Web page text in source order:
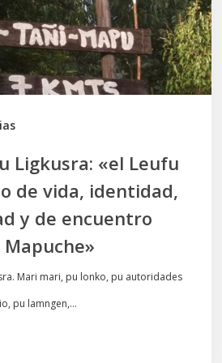
Ligkusra: «el Leufu
de vida, identidad,
y de encuentro
Mari mari, pu lonko, pu autoridades
pu lamngen,…